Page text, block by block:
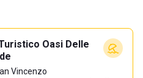
Oasi Delle
Vincenzo